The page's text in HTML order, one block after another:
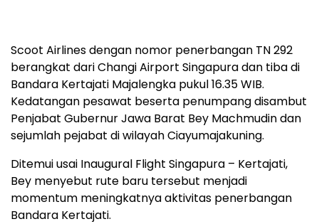
Scoot Airlines dengan nomor penerbangan TN 292
berangkat dari Changi Airport Singapura dan tiba di
Bandara Kertajati Majalengka pukul 16.35 WIB.
Kedatangan pesawat beserta penumpang disambut
Penjabat Gubernur Jawa Barat Bey Machmudin dan
sejumlah pejabat di wilayah Ciayumajakuning.
Ditemui usai Inaugural Flight Singapura – Kertajati,
Bey menyebut rute baru tersebut menjadi
momentum meningkatnya aktivitas penerbangan
Bandara Kertajati.